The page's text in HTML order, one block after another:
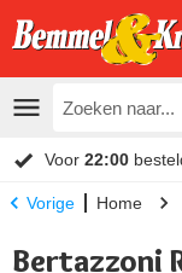
Voor 22:00
Vorige Home
Bertazzoni